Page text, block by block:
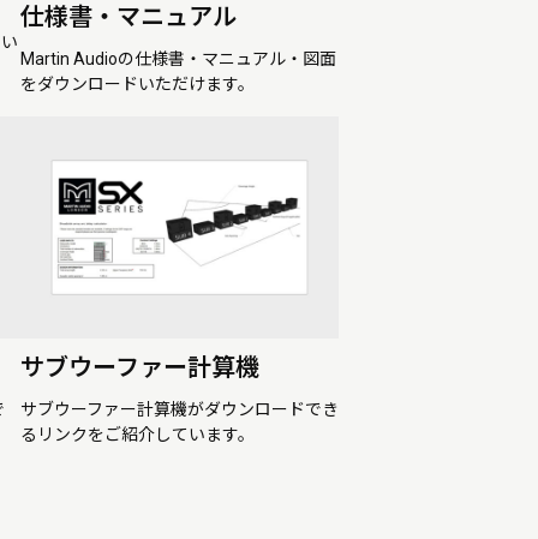
仕様書・マニュアル
Martin Audioの仕様書・マニュアル・図面
をダウンロードいただけます。
サブウーファー計算機
サブウーファー計算機がダウンロードでき
るリンクをご紹介しています。